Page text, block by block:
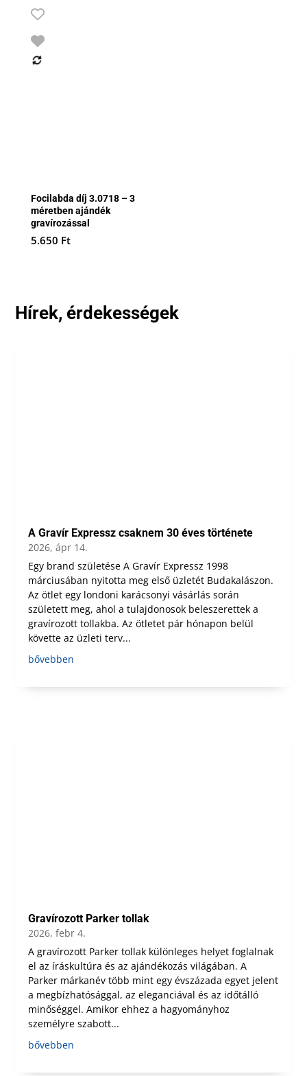
Focilabda díj 3.0718 – 3
méretben ajándék
gravírozással
5.650 Ft
Hírek, érdekességek
A Gravír Expressz csaknem 30 éves története
2026, ápr 14.
Egy brand születése A Gravír Expressz 1998
márciusában nyitotta meg első üzletét Budakalászon.
Az ötlet egy londoni karácsonyi vásárlás során
született meg, ahol a tulajdonosok beleszerettek a
gravírozott tollakba. Az ötletet pár hónapon belül
követte az üzleti terv...
bővebben
Gravírozott Parker tollak
2026, febr 4.
A gravírozott Parker tollak különleges helyet foglalnak
el az íráskultúra és az ajándékozás világában. A
Parker márkanév több mint egy évszázada egyet jelent
a megbízhatósággal, az eleganciával és az időtálló
minőséggel. Amikor ehhez a hagyományhoz
személyre szabott...
bővebben